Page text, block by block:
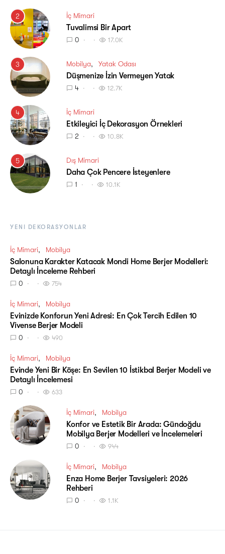
2 İç Mimari
Tuvalimsi Bir Apart
0 17.0K
3 Mobilya Yatak Odası
Düşmenize İzin Vermeyen Yatak
4 12.7K
4 İç Mimari
Etkileyici İç Dekorasyon Örnekleri
2 10.8K
5 Dış Mimari
Daha Çok Pencere İsteyenlere
1 10.1K
YENI DEKORASYONLAR
İç Mimari Mobilya
Salonuna Karakter Katacak Mondi Home Berjer Modelleri:
Detaylı İnceleme Rehberi
0 754
İç Mimari Mobilya
Evinizde Konforun Yeni Adresi: En Çok Tercih Edilen 10
Vivense Berjer Modeli
0 490
İç Mimari Mobilya
Evinde Yeni Bir Köşe: En Sevilen 10 İstikbal Berjer Modeli ve
Detaylı İncelemesi
0 633
İç Mimari Mobilya
Konfor ve Estetik Bir Arada: Gündoğdu
Mobilya Berjer Modelleri ve İncelemeleri
0 944
İç Mimari Mobilya
Enza Home Berjer Tavsiyeleri: 2026
Rehberi
0 1.1K